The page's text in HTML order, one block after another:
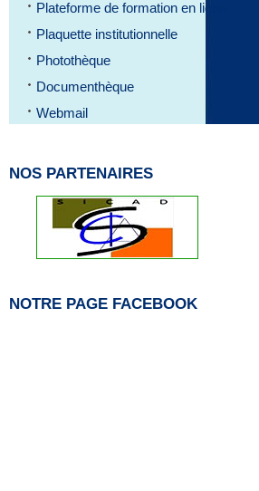
Plateforme de formation en ligne
Plaquette institutionnelle
Photothèque
Documenthèque
Webmail
NOS PARTENAIRES
NOTRE PAGE FACEBOOK